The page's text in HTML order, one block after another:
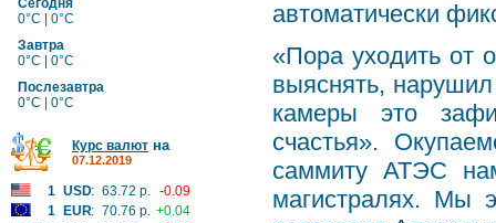
Сегодня
0°C | 0°C
Завтра
0°C | 0°C
Послезавтра
0°C | 0°C
Курс валют на
07.12.2019
1 USD: 63.72 р. -0.09
1
EUR: 70.76 р. +0.04
автоматически
«Пора уходить от
выяснять,
камеры это
счастья».
саммиту АТЭС
магистралях. Мы